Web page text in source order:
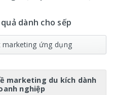
dành cho sếp
marketing ứng dụng
marketing du kích dành
nghiệp